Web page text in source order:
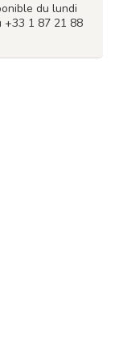
du lundi
+33 1 87 21 88